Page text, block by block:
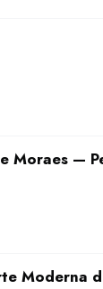
Moraes —
Moderna